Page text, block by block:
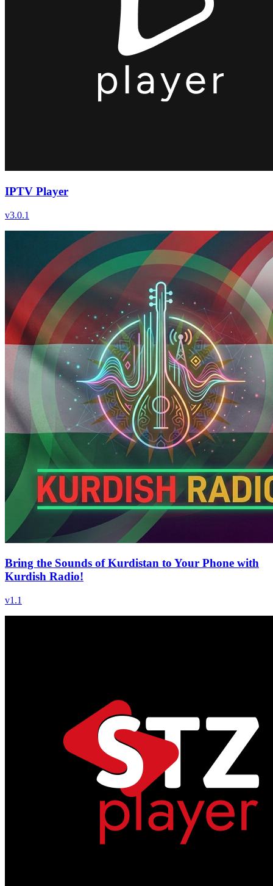
IPTV Player
v3.0.1
Bring the Sounds of Kurdistan to Your Phone with
Kurdish Radio!
v1.1